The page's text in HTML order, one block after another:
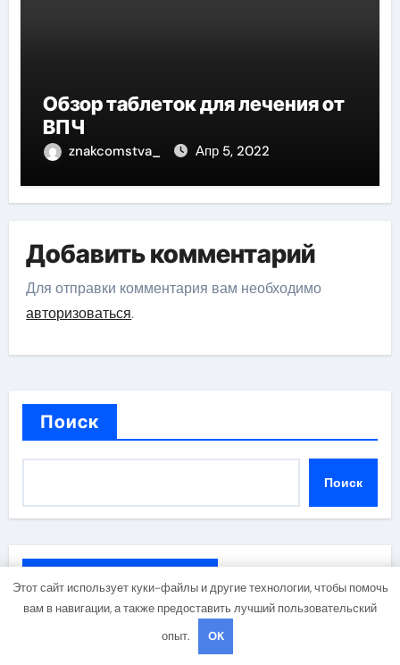
Обзор таблеток для лечения от
ВПЧ
znakcomstva_ Апр 5, 2022
Добавить комментарий
Для отправки комментария вам необходимо
авторизоваться.
Поиск
Поиск
Последние записи
Критерии выбора салонов оптики с медицинской
лицензией и диагностикой зрения
Этот сайт использует куки-файлы и другие технологии, чтобы помочь
вам в навигации, а также предоставить лучший пользовательский
опыт.
OK